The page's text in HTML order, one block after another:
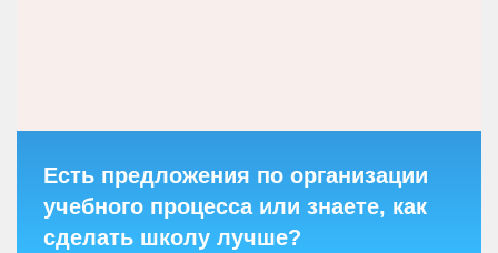
Есть предложения по организации
учебного процесса или знаете, как
сделать школу лучше?